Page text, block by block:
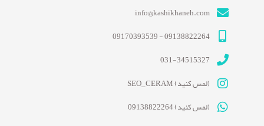
info@kashikhaneh.com
09138822264 - 09170393539
031-34515327
(لمس کنید) SEO_CERAM
(لمس کنید) 09138822264